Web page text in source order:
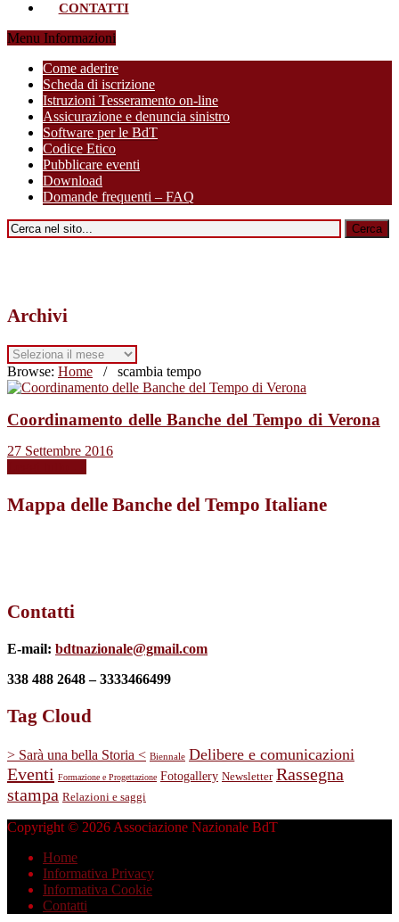
CONTATTI
Menu Informazioni
Come aderire
Scheda di iscrizione
Istruzioni Tesseramento on-line
Assicurazione e denuncia sinistro
Software per le BdT
Codice Etico
Pubblicare eventi
Download
Domande frequenti – FAQ
Archivi
Archivi
Browse: Home / scambia tempo
Coordinamento delle Banche del Tempo di Verona
27 Settembre 2016
Mappa delle Banche del Tempo Italiane
Contatti
E-mail: bdtnazionale@gmail.com
338 488 2648 – 3333466499
Tag Cloud
> Sarà una bella Storia < Biennale Delibere e comunicazioni
Eventi Formazione e Progettazione Fotogallery Newsletter Rassegna
stampa Relazioni e saggi
Copyright © 2026 Associazione Nazionale BdT
Home
Informativa Privacy
Informativa Cookie
Contatti